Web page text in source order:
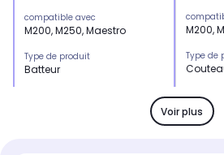
compatible avec
M200, M250, Maestro
Type de produit
Batteur
M200,
Type de
Marque
Bamix
Voir plus